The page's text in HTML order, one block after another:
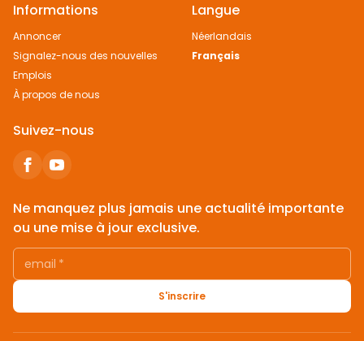
Informations
Annoncer
Signalez-nous des nouvelles
Emplois
À propos de nous
Langue
Néerlandais
Français
Suivez-nous
Ne manquez plus jamais une actualité importante
ou une mise à jour exclusive.
email *
S'inscrire